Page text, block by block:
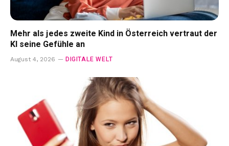
Mehr als jedes zweite Kind in Österreich vertraut der
KI seine Gefühle an
August 4, 2026 DIGITALE WELT